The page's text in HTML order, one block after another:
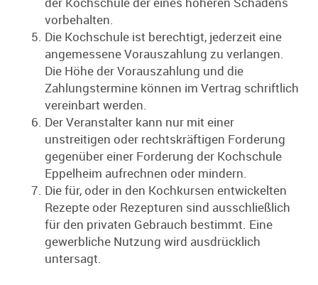
vorbehalten.
Die Kochschule ist berechtigt, jederzeit eine
angemessene Vorauszahlung zu verlangen.
Die Höhe der Vorauszahlung und die
Zahlungstermine können im Vertrag schriftlich
vereinbart werden.
Der Veranstalter kann nur mit einer
unstreitigen oder rechtskräftigen Forderung
gegenüber einer Forderung der Kochschule
Eppelheim aufrechnen oder mindern.
Die für, oder in den Kochkursen entwickelten
Rezepte oder Rezepturen sind ausschließlich
für den privaten Gebrauch bestimmt. Eine
gewerbliche Nutzung wird ausdrücklich
untersagt.